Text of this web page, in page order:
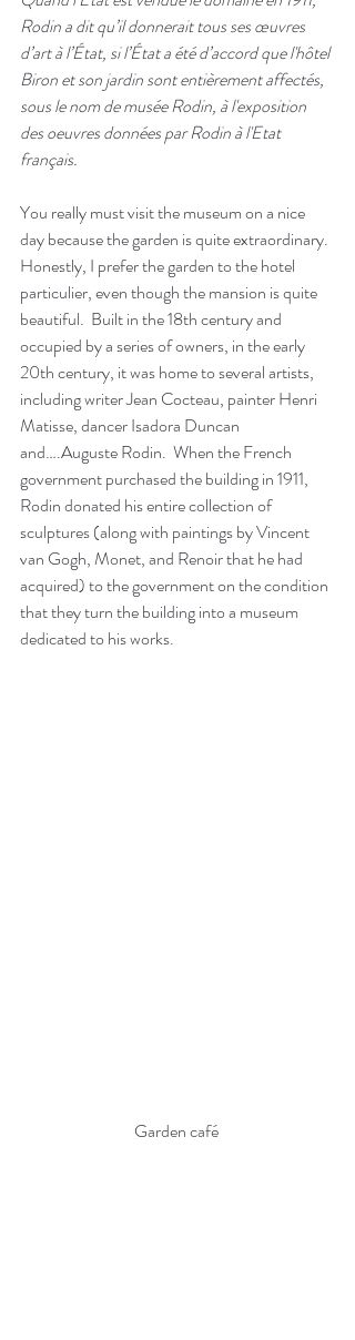
Rodin a dit qu’il donnerait tous ses œuvres
d’art à l’État, si l’État a été d’accord que l'hôtel
Biron et son jardin sont entièrement affectés,
sous le nom de musée Rodin, à l'exposition
des oeuvres données par Rodin à l'Etat
français.
You really must visit the museum on a nice
day because the garden is quite extraordinary.
Honestly, I prefer the garden to the hotel
particulier, even though the mansion is quite
beautiful.  Built in the 18th century and
occupied by a series of owners, in the early
20th century, it was home to several artists,
including writer Jean Cocteau, painter Henri
Matisse, dancer Isadora Duncan
and….Auguste Rodin.  When the French
government purchased the building in 1911,
Rodin donated his entire collection of
sculptures (along with paintings by Vincent
van Gogh, Monet, and Renoir that he had
acquired) to the government on the condition
that they turn the building into a museum
dedicated to his works.
Garden café